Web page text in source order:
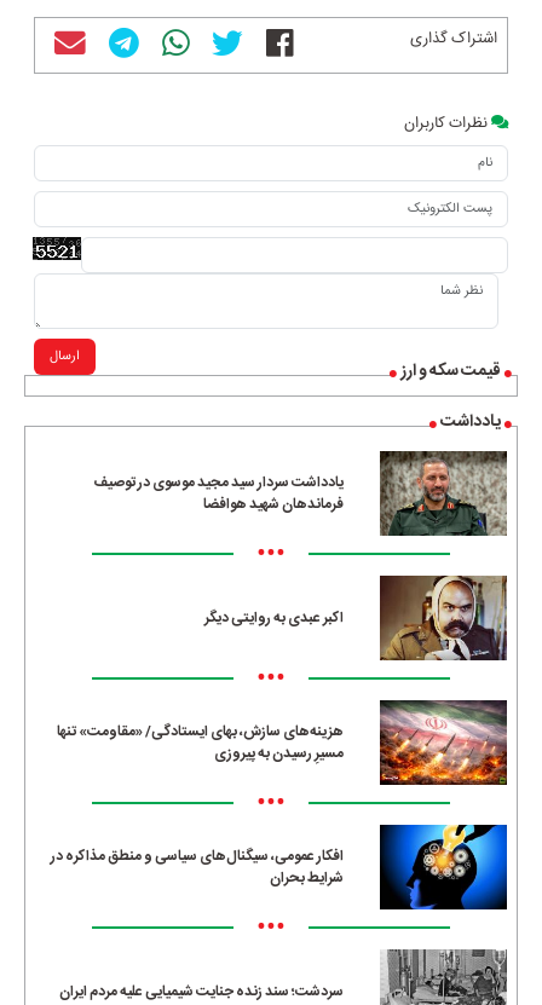
قیمت سکه و ارز
یادداشت
یادداشت سردار سید مجید موسوی در توصیف
فرماندهان شهید هوافضا
•••
اکبر عبدی به روایتی دیگر
•••
هزینه‌های سازش، بهای ایستادگی/ «مقاومت» تنها
مسیرِ رسیدن به پیروزی
•••
افکار عمومی، سیگنال‌های سیاسی و منطق مذاکره در
شرایط بحران
•••
سردشت؛ سند زنده جنایت شیمیایی علیه مردم ایران
اشتراک گذاری
نظرات کاربران
ارسال